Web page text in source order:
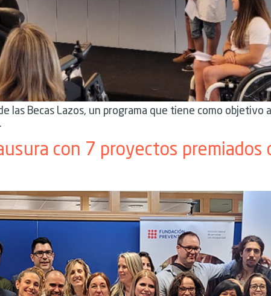
las Becas Lazos, un programa que tiene como objetivo
con 7 proyectos premiados